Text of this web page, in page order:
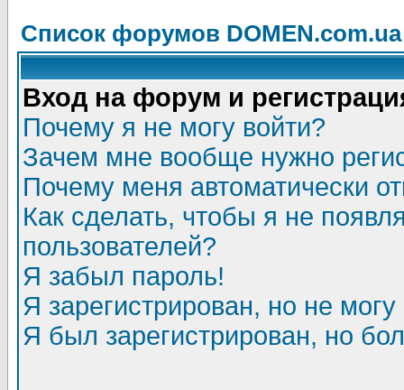
Список форумов DOMEN.com.ua
Вход на форум и
Почему я не могу войти?
Зачем мне вообще нужно
Почему меня автоматически
Как сделать, чтобы я не
пользователей?
Я забыл пароль!
Я зарегистрирован, но не могу
Я был зарегистрирован, но